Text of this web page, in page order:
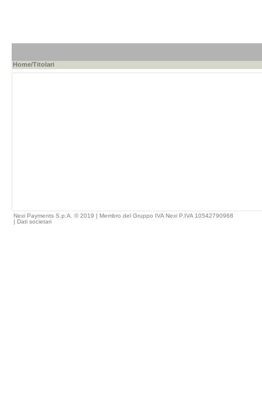
Home/Titolari
Nexi Payments S.p.A. © 2019 | Membro del Gruppo IVA Nexi P.IVA 10542790968
| Dati societari